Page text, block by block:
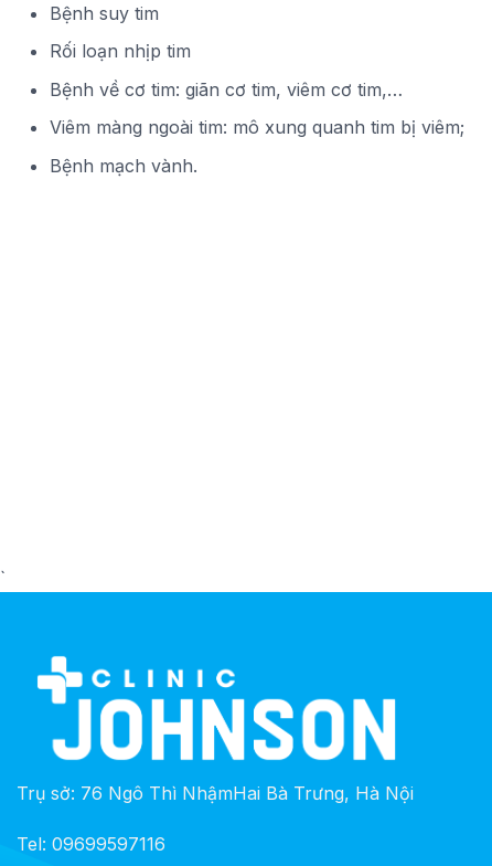
Bệnh suy tim
Rối loạn nhịp tim
Bệnh về cơ tim: giãn cơ tim, viêm cơ tim,…
Viêm màng ngoài tim: mô xung quanh tim bị viêm;
Bệnh mạch vành.
`
Trụ sở: 76 Ngô Thì NhậmHai Bà Trưng, Hà Nội
Tel: 09699597116